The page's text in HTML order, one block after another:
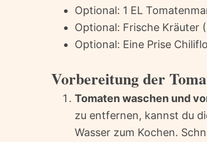
Optional: 1 EL
Optional: Frische Kräuter
Optional: Eine Prise
Vorbereitung der
Tomaten waschen und
zu entfernen, kannst du
Wasser zum Kochen.